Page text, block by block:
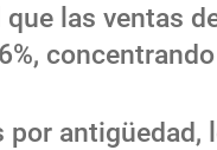
las ventas